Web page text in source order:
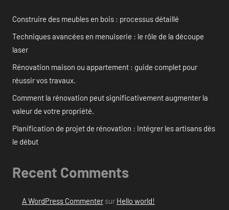
Construire des meubles en bois : processus détaillé
Techniques avancées en menuiserie : le rôle de la découpe
laser
Rénovation maison ou appartement : guide complet pour
réussir vos travaux.
Comment la rénovation peut significativement augmenter la
valeur de votre propriété.
Planification de projet de rénovation : Intégrer les artisans dès
le début
Recent Comments
A WordPress Commentersur Hello world!